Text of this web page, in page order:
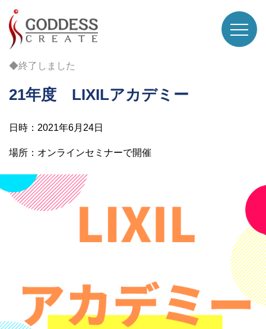
◆終了しました
21年度 LIXILアカデミー
日時：2021年6月24日
場所：オンラインセミナーで開催